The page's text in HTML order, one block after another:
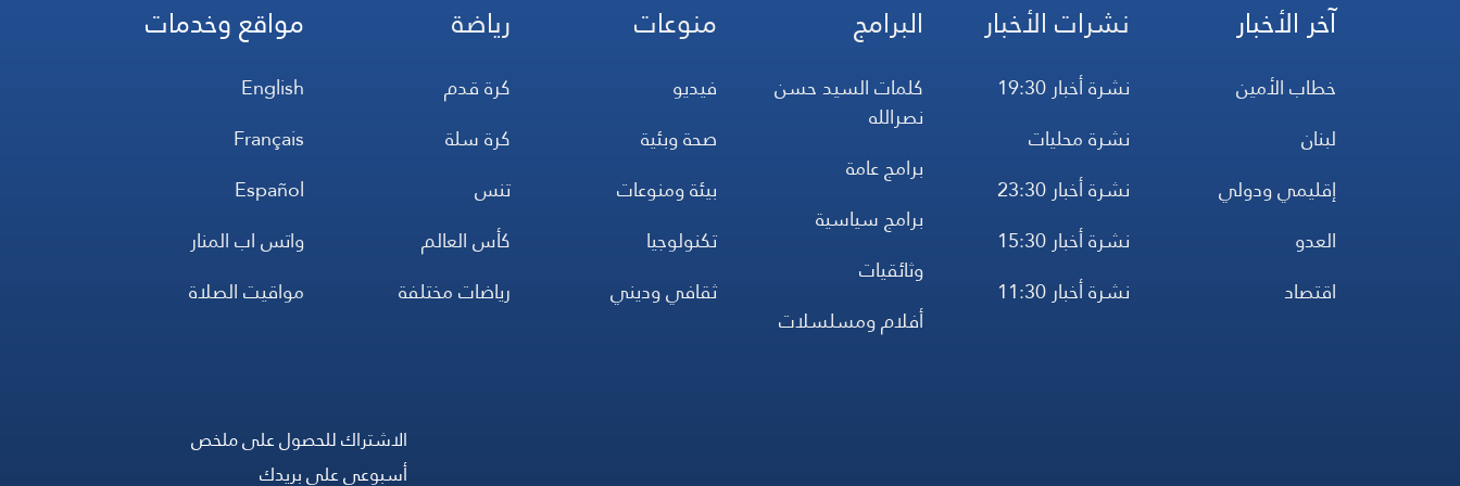
آخر الأخبار
خطاب الأمين
لبنان
إقليمي ودولي
العدو
اقتصاد
نشرات الأخبار
نشرة أخبار 19:30
نشرة محليات
نشرة أخبار 23:30
نشرة أخبار 15:30
نشرة أخبار 11:30
البرامج
كلمات السيد حسن
نصرالله
برامج عامة
برامج سياسية
وثائقيات
أفلام ومسلسلات
منوعات
فيديو
صحة وبئية
بيئة ومنوعات
تكنولوجيا
ثقافي وديني
رياضة
كرة قدم
كرة سلة
تنس
كأس العالم
رياضات مختلفة
مواقع وخدمات
English
Français
Español
واتس اب المنار
مواقيت الصلاة
الاشتراك للحصول على ملخص
أسبوعي على بريدك